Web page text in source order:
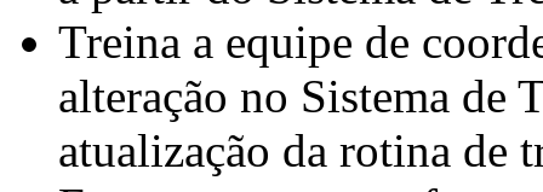
Treina a equipe de
alteração no Sistema de
atualização da rotina de